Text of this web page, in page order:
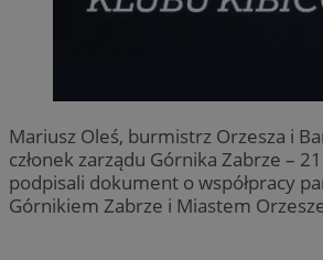
Mariusz Oleś, burmistrz Orzesza i
członek zarządu Górnika Zabrze –
podpisali dokument o współpracy
Górnikiem Zabrze i Miastem